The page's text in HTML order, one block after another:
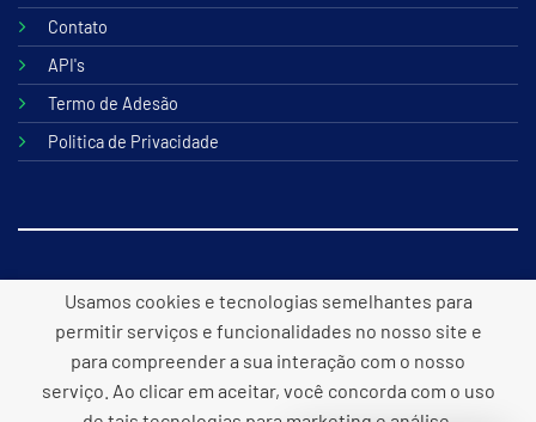
Contato
API's
Termo de Adesão
Politica de Privacidade
© 2026 B2lite Tecnologia Online
Desenvolvido porPanacea
Usamos cookies e tecnologias semelhantes para
permitir serviços e funcionalidades no nosso site e
para compreender a sua interação com o nosso
serviço. Ao clicar em aceitar, você concorda com o uso